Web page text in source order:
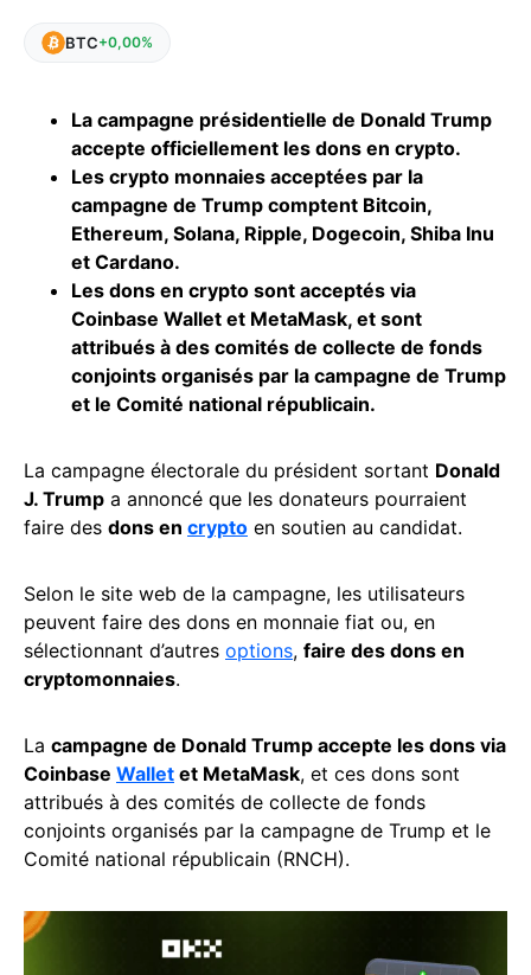
BTC+0,00%
La campagne présidentielle de Donald Trump
accepte officiellement les dons en crypto.
Les crypto monnaies acceptées par la
campagne de Trump comptent Bitcoin,
Ethereum, Solana, Ripple, Dogecoin, Shiba Inu
et Cardano.
Les dons en crypto sont acceptés via
Coinbase Wallet et MetaMask, et sont
attribués à des comités de collecte de fonds
conjoints organisés par la campagne de Trump
et le Comité national républicain.
La campagne électorale du président sortant Donald
J. Trump a annoncé que les donateurs pourraient
faire des dons en crypto en soutien au candidat.
Selon le site web de la campagne, les utilisateurs
peuvent faire des dons en monnaie fiat ou, en
sélectionnant d’autres options, faire des dons en
cryptomonnaies.
La campagne de Donald Trump accepte les dons via
Coinbase Wallet et MetaMask, et ces dons sont
attribués à des comités de collecte de fonds
conjoints organisés par la campagne de Trump et le
Comité national républicain (RNCH).